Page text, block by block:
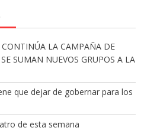
CONTINÚA LA CAMPAÑA DE
SUMAN NUEVOS GRUPOS A LA
que dejar de gobernar para los
de esta semana